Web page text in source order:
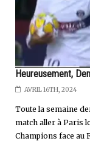
Heureusement,
AVRIL 16TH, 2024
Toute la semaine
match aller à Paris
Champions face au